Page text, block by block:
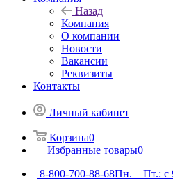
Назад
Компания
О компании
Новости
Вакансии
Реквизиты
Контакты
Личный кабинет
Корзина0
Избранные товары0
8-800-700-88-68Пн. – Пт.: с